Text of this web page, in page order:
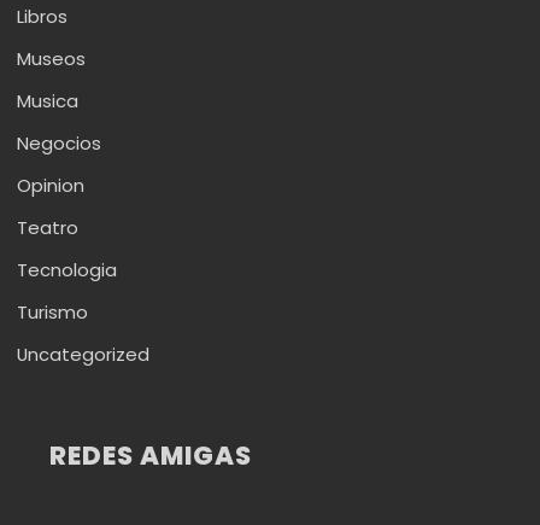
Libros
Museos
Musica
Negocios
Opinion
Teatro
Tecnologia
Turismo
Uncategorized
REDES AMIGAS